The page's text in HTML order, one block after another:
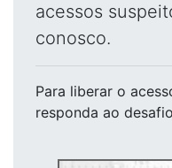
acessos
conosco.
Para liberar o
responda ao